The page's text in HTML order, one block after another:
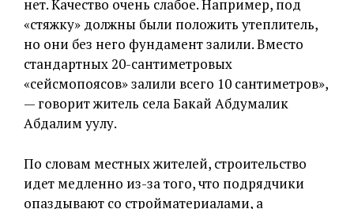
нет. Качество очень слабое. Например, под
«стяжку» должны были положить утеплитель,
но они без него фундамент залили. Вместо
стандартных 20-сантиметровых
«сейсмопоясов» залили всего 10 сантиметров»,
— говорит житель села Бакай Абдумалик
Абдалим уулу.
По словам местных жителей, строительство
идет медленно из-за того, что подрядчики
опаздывают со стройматериалами, а